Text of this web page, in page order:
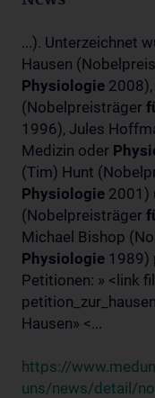
...). Unterzeichnet
Hausen
Physiologie
(Nobelpreisträger
1996), Jules
Medizin oder
(Tim) Hunt
Physiologie 2001)
(Nobelpreisträger
Michael Bishop
Physiologie 1989)
Petitionen: » <link
Hausen» <...
https://
uns/news/detail/